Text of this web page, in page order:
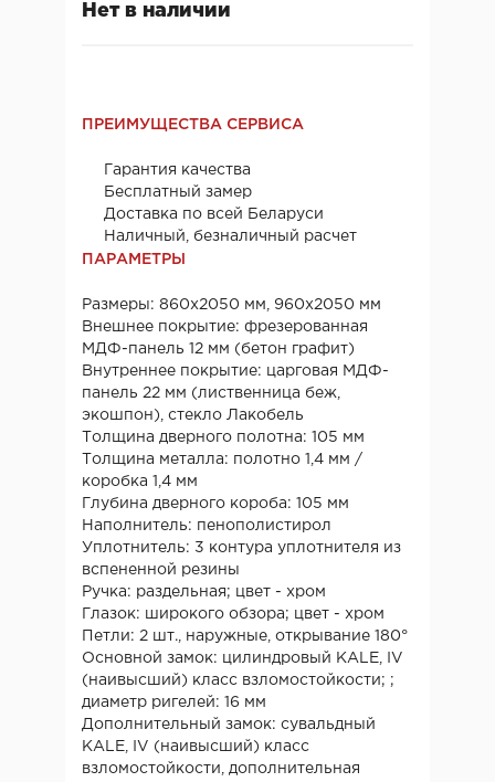
Нет в наличии
ПРЕИМУЩЕСТВА СЕРВИСА
Гарантия качества
Бесплатный замер
Доставка по всей Беларуси
Наличный, безналичный расчет
ПАРАМЕТРЫ
Размеры: 860х2050 мм, 960х2050 мм
Внешнее покрытие: фрезерованная
МДФ-панель 12 мм (бетон графит)
Внутреннее покрытие: царговая МДФ-
панель 22 мм (лиственница беж,
экошпон), стекло Лакобель
Толщина дверного полотна: 105 мм
Толщина металла: полотно 1,4 мм /
коробка 1,4 мм
Глубина дверного короба: 105 мм
Наполнитель: пенополистирол
Уплотнитель: 3 контура уплотнителя из
вспененной резины
Ручка: раздельная; цвет - хром
Глазок: широкого обзора; цвет - хром
Петли: 2 шт., наружные, открывание 180°
Основной замок: цилиндровый КАLE, IV
(наивысший) класс взломостойкости; ;
диаметр ригелей: 16 мм
Дополнительный замок: сувальдный
КАLE, IV (наивысший) класс
взломостойкости, дополнительная